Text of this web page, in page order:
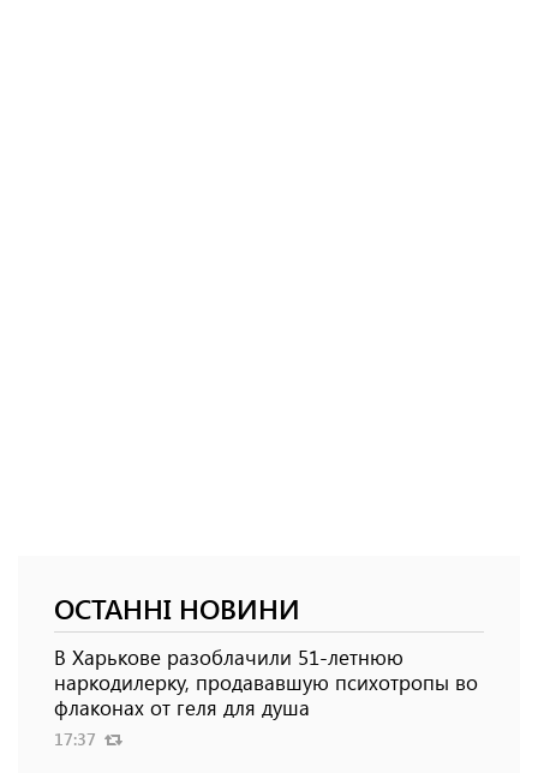
ОСТАННІ НОВИНИ
В Харькове разоблачили 51-летнюю
наркодилерку, продававшую психотропы во
флаконах от геля для душа
17:37